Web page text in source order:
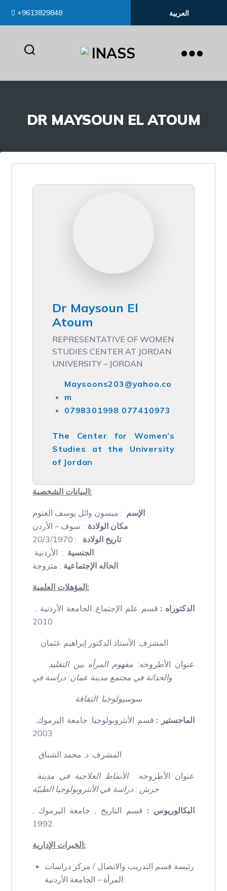
+9613829848 العربية
DR MAYSOUN EL ATOUM
Dr Maysoun El
Atoum
REPRESENTATIVE OF WOMEN
STUDIES CENTER AT JORDAN
UNIVERSITY – JORDAN
Maysoons203@yahoo.co
m
0798301998 077410973
The Center for Women’s
Studies at the University
of Jordan
البيانات الشخصية:
الإسم : ميسون وائل يوسف العتوم
مكان الولادة : سوف – الأردن
تاريخ الولادة: 20/3/1970
الجنسية : الأردنية
الحاله الإجتماعية : متزوجة
المؤهلات العلمية:
الدكتوراه : قسم علم الإجتماع, الجامعة الأردنية ,
2010
المشرف: الأستاذ الدكتور إبراهيم عثمان
عنوان الأطروحه: مفهوم المرأه بين التقليد
والحداثة في مجتمع مدينة عمان: دراسة في
سوسيولوجيا الثقافة
الماجستير : قسم الأنثروبولوجيا, جامعة اليرموك,
2003
المشرف: د. محمد الشناق
عنوان الأطروحه:الأنماط العلاجية في مدينة
جرش : دراسة في الأنثروبولوجيا الطبيّة
البكالوريوس : قسم التاريخ , جامعة اليرموك ,
1992
الخبرات الإدارية:
رئيسة قسم التدريب والاتصال / مركز دراسات
المرأة – الجامعة الأردنية.